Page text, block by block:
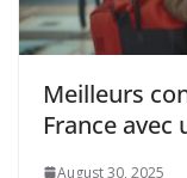
Meilleurs
France
August 30, 2025